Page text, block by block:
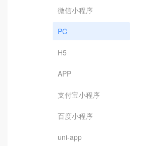
微信小程序
PC
H5
APP
支付宝小程序
百度小程序
uni-app